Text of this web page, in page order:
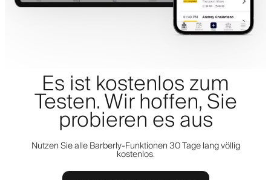
Es ist kostenlos zum
Testen. Wir hoffen, Sie
probieren es aus
Nutzen Sie alle Barberly-Funktionen 30 Tage lang völlig
kostenlos.